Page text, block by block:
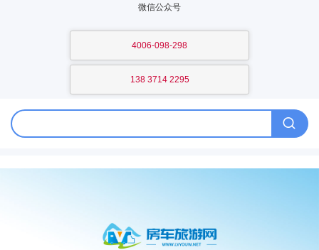
微信公众号
4006-098-298
138 3714 2295